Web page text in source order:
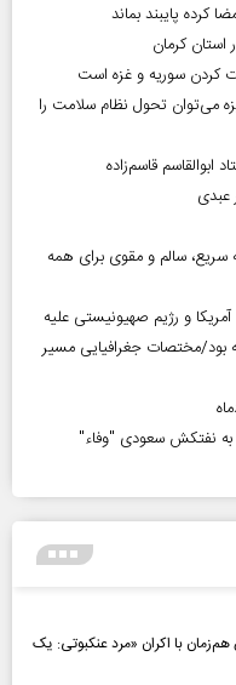
کرده پایبند بماند
کردن سوریه و غزه است
می‌توان تحول نظام سلامت را
قاسم‌زاده
عبدی
کنم؟ معرفی ۳۰ صبحانه سریع، سالم و مقوی برای همه
و رژیم صهیونیستی علیه
بود/مختصات جغرافیایی مسیر
به نفتکش سعودی "وفاء"
با اکران «مرد عنکبوتی: یک